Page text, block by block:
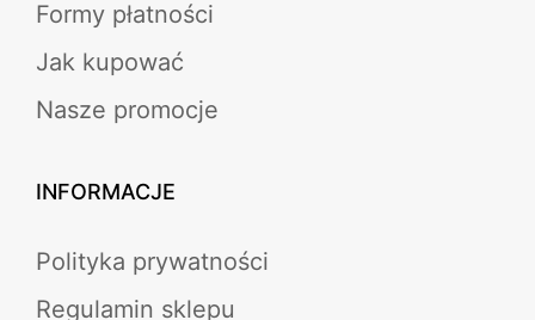
Formy płatności
Jak kupować
Nasze promocje
INFORMACJE
Polityka prywatności
Regulamin sklepu